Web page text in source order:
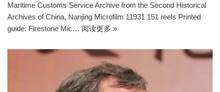
Maritime Customs Service Archive from the Second Historical
Archives of China, Nanjing Microfilm 11931 151 reels Printed
guide: Firestone Mic… 阅读更多 »